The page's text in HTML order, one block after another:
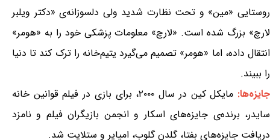
روستایی «مین» و تحت نظارت شدید ولی دلسوزانه‌ی «دکتر ویلبر
لارچ» بزرگ شده است. «لارچ» معلومات پزشکی خود را به «هومر»
انتقال داده، اما «هومر» تصمیم می‌گیرد یتیم‌خانه را ترک کند تا دنیا
را ببیند.
جایزه‌ها:
مایکل کین در سال ۲۰۰۰، برای بازی در فیلم قوانین خانه
سایدر، برنده‌ی جایزه‌های اسکار و انجمن بازیگران فیلم و نامزد
دریافت جایزه‌های بفتا، گلدن گلوب، امپایر و ستلایت شد.